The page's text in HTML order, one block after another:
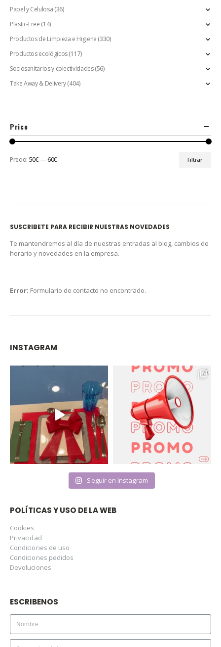
Papel y Celulosa (36)
Plastic-Free (14)
Productos de Limpieza e Higiene (330)
Productos ecológicos(117)
Sociosanitarios y colectividades (56)
Take Away & Delivery(404)
Price
Filtrar
Precio: 50€ —60€
SUSCRIBETE PARA RECIBIR NUESTRAS NOVEDADES
Te mantendremos al día de nuestras entradas al blog, cambios de
horario y novedades en la empresa.
Error: Formulario de contacto no encontrado.
INSTAGRAM
Seguir en Instagram
POLÍTICAS Y USO DE LA WEB
Cookies
Privacidad
Condiciones de uso
Condiciones pedidos
Devoluciones
ESCRIBENOS